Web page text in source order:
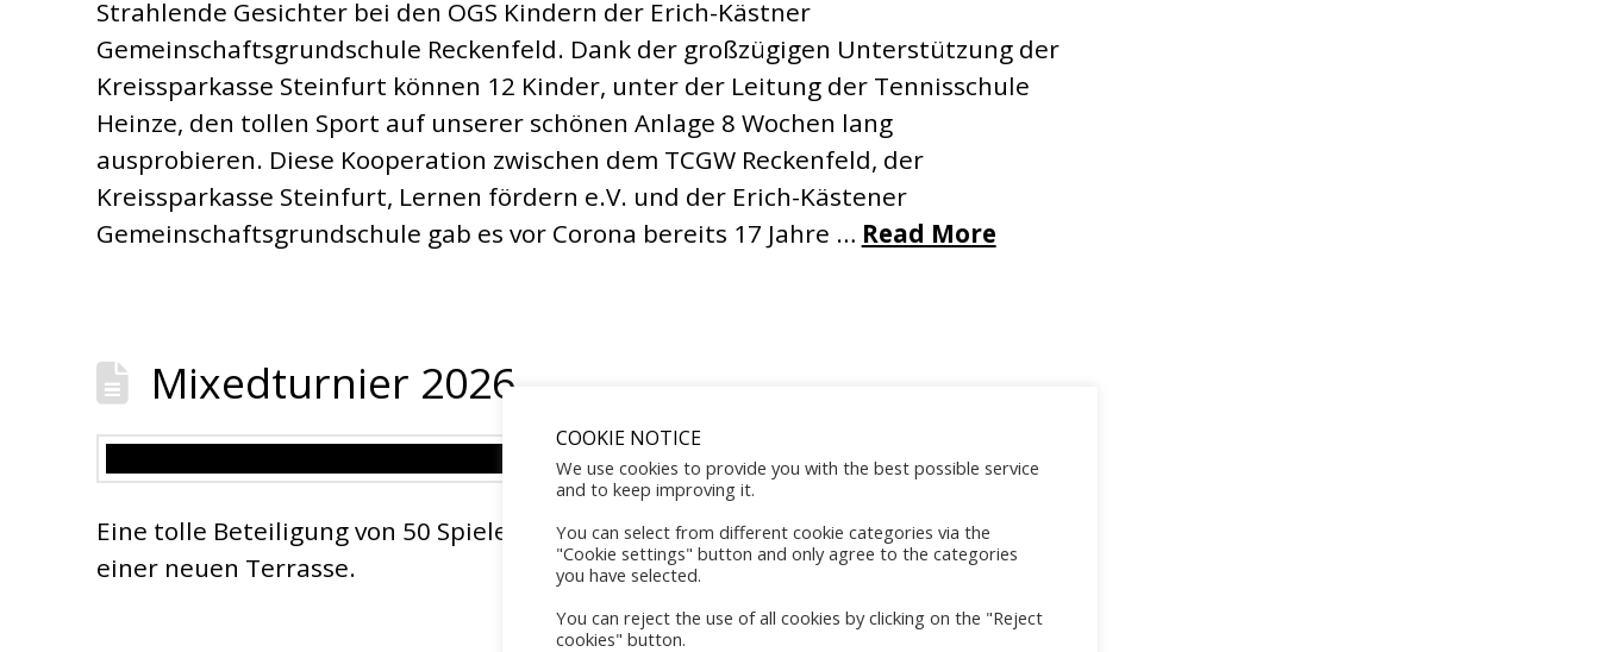
Strahlende Gesichter bei den OGS Kindern der Erich-Kästner
Gemeinschaftsgrundschule Reckenfeld. Dank der großzügigen Unterstützung der
Kreissparkasse Steinfurt können 12 Kinder, unter der Leitung der Tennisschule
Heinze, den tollen Sport auf unserer schönen Anlage 8 Wochen lang
ausprobieren. Diese Kooperation zwischen dem TCGW Reckenfeld, der
Kreissparkasse Steinfurt, Lernen fördern e.V. und der Erich-Kästener
Gemeinschaftsgrundschule gab es vor Corona bereits 17 Jahre … Read More
Mixedturnier 2026
Eine tolle Beteiligung von 50 Spielern (jung und alt) mit spannenden Spielen und
einer neuen Terrasse.
COOKIE NOTICE
We use cookies to provide you with the best possible service
and to keep improving it.
You can select from different cookie categories via the
"Cookie settings" button and only agree to the categories
you have selected.
You can reject the use of all cookies by clicking on the "Reject
cookies" button.